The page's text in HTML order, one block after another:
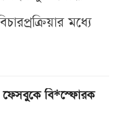
মধ্যে
ফেসবুকে বি*স্ফোরক